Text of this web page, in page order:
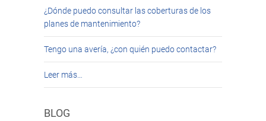
¿Dónde puedo consultar las coberturas de los
planes de mantenimiento?
Tengo una avería, ¿con quién puedo contactar?
Leer más…
BLOG